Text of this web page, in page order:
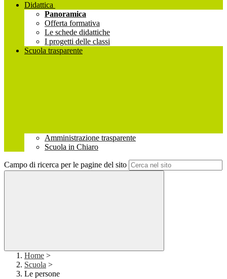
Didattica
Panoramica
Offerta formativa
Le schede didattiche
I progetti delle classi
Scuola trasparente
Amministrazione trasparente
Scuola in Chiaro
Campo di ricerca per le pagine del sito
Home >
Scuola >
Le persone